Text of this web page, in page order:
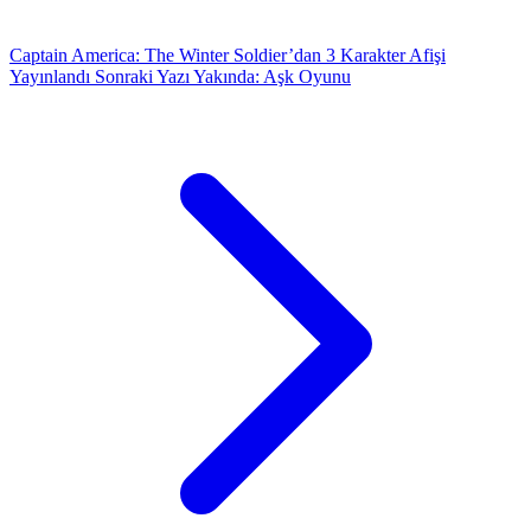
Captain America: The Winter Soldier’dan 3 Karakter Afişi
Yayınlandı Sonraki Yazı Yakında: Aşk Oyunu